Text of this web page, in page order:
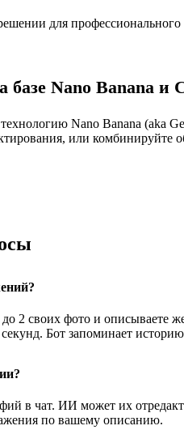
для профессионального
базе Nano Banana и
Nano Banana (aka
или
2 своих фото и описываете
Бот запоминает
в чат. ИИ может их
по вашему описанию.